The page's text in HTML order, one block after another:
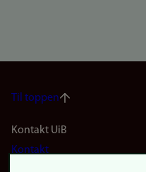
Til toppen
Footer
Kontakt UiB
Kontakt